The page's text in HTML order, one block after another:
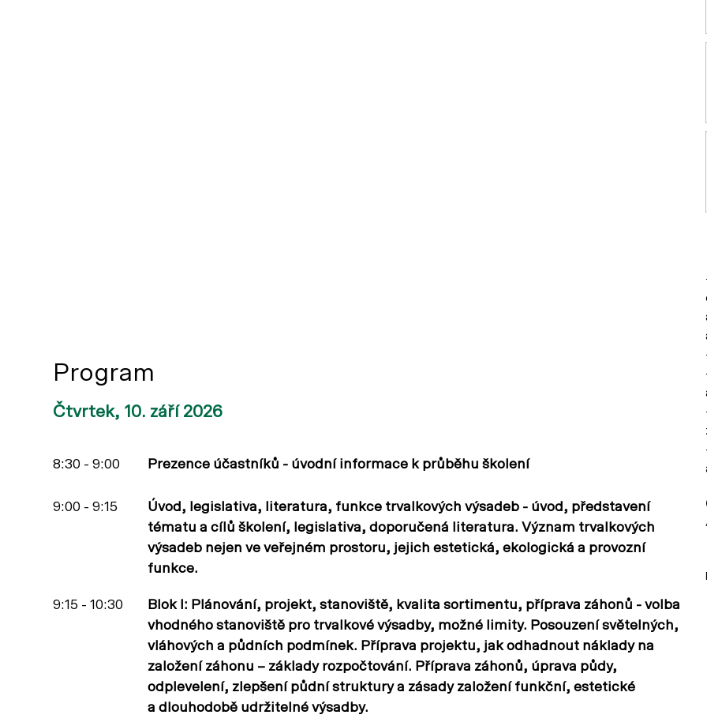
Program
Čtvrtek, 10. září 2026
8:30 - 9:00 Prezence účastníků - úvodní informace k průběhu školení
9:00 - 9:15
Úvod, legislativa, literatura, funkce trvalkových výsadeb - úvod, představení
tématu a cílů školení, legislativa, doporučená literatura. Význam trvalkových
výsadeb nejen ve veřejném prostoru, jejich estetická, ekologická a provozní
funkce.
9:15 - 10:30
Blok I: Plánování, projekt, stanoviště, kvalita sortimentu, příprava záhonů - volba
vhodného stanoviště pro trvalkové výsadby, možné limity. Posouzení světelných,
vláhových a půdních podmínek. Příprava projektu, jak odhadnout náklady na
založení záhonu – základy rozpočtování. Příprava záhonů, úprava půdy,
odplevelení, zlepšení půdní struktury a zásady založení funkční, estetické
a dlouhodobě udržitelné výsadby.